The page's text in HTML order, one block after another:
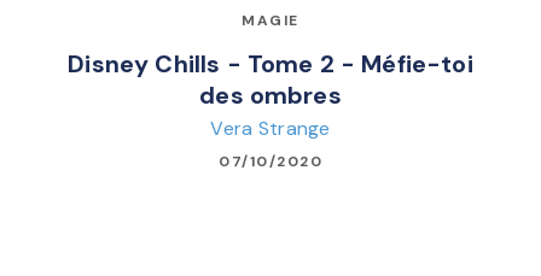
MAGIE
Disney Chills - Tome 2 - Méfie-toi
des ombres
Vera Strange
07/10/2020